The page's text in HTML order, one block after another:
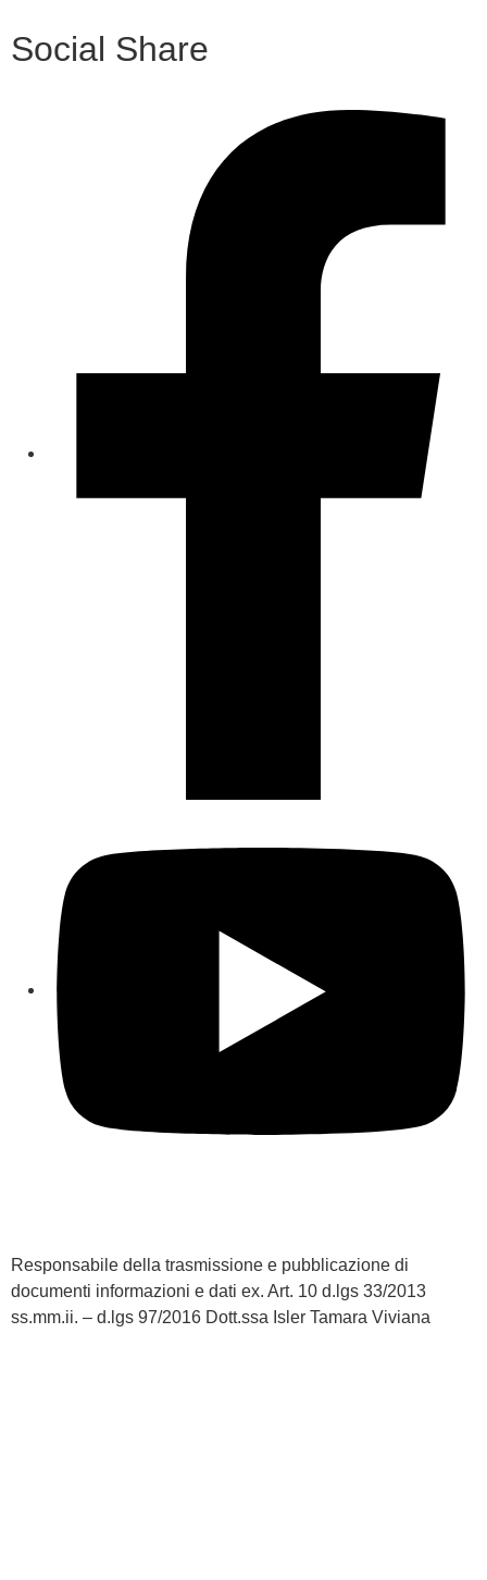
Social Share
Responsabile della trasmissione e pubblicazione di
documenti informazioni e dati ex. Art. 10 d.lgs 33/2013
ss.mm.ii. – d.lgs 97/2016 Dott.ssa Isler Tamara Viviana